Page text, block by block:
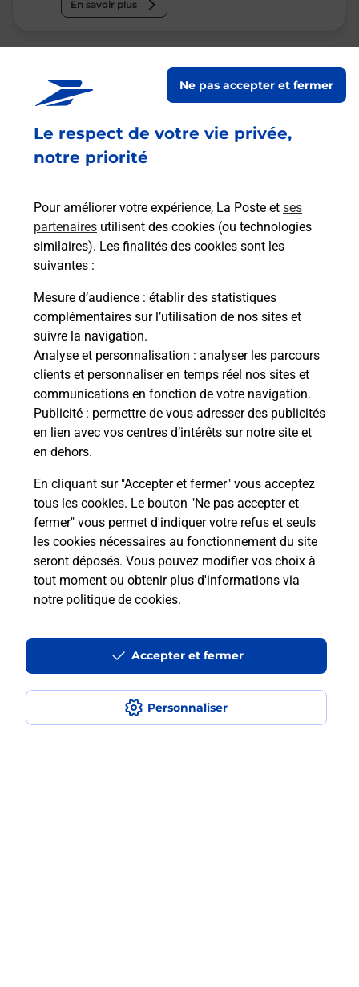
Le respect de votre vie privée,
notre priorité
Pour améliorer votre expérience, La Poste et ses
partenaires utilisent des cookies (ou technologies
similaires). Les finalités des cookies sont les
suivantes :
Mesure d’audience : établir des statistiques
complémentaires sur l’utilisation de nos sites et
suivre la navigation.
Analyse et personnalisation : analyser les parcours
clients et personnaliser en temps réel nos sites et
communications en fonction de votre navigation.
Publicité : permettre de vous adresser des publicités
en lien avec vos centres d’intérêts sur notre site et
en dehors.
En cliquant sur "Accepter et fermer" vous acceptez
tous les cookies. Le bouton "Ne pas accepter et
fermer" vous permet d'indiquer votre refus et seuls
les cookies nécessaires au fonctionnement du site
seront déposés. Vous pouvez modifier vos choix à
tout moment ou obtenir plus d'informations via
notre politique de cookies.
Personnaliser
Ne pas accepter et fermer
Accepter et fermer
En savoir plus
La Poste
en ligne
Ouvert 24h/24
Recherchez un autre point de contact
Questions fréquemment posées
Quel réseau utilise La Poste Mobile ?
Est-ce que je peux garder mon
Est-ce que je peux bénéficier de la 5G
avec La Poste Mobile ?
Est-ce que je peux utiliser mon forfait
à l’étranger avec La Poste Mobile ?
Est-ce que je peux payer mon
smartphone Samsung en plusieurs
Est-ce que je peux assurer mon